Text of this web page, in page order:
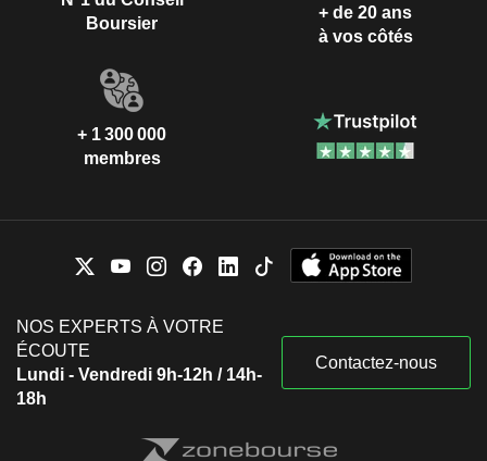
Boursier
+ de 20 ans
à vos côtés
+ 1 300 000
membres
NOS EXPERTS À VOTRE
ÉCOUTE
Lundi - Vendredi 9h-12h / 14h-
18h
Contactez-nous